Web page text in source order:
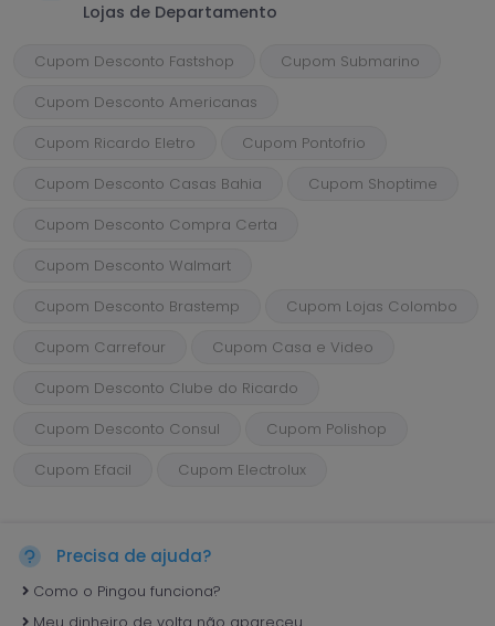
Lojas de Departamento
Cupom Desconto Fastshop
Cupom Submarino
Cupom Desconto Americanas
Cupom Ricardo Eletro
Cupom Pontofrio
Cupom Desconto Casas Bahia
Cupom Shoptime
Cupom Desconto Compra Certa
Cupom Desconto Walmart
Cupom Desconto Brastemp
Cupom Lojas Colombo
Cupom Carrefour
Cupom Casa e Video
Cupom Desconto Clube do Ricardo
Cupom Desconto Consul
Cupom Polishop
Cupom Efacil
Cupom Electrolux
Precisa de ajuda?
Como o Pingou funciona?
Meu dinheiro de volta não apareceu